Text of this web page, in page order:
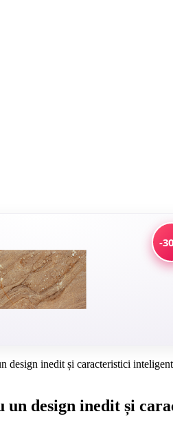
-
design inedit și caracteristici
un design inedit și